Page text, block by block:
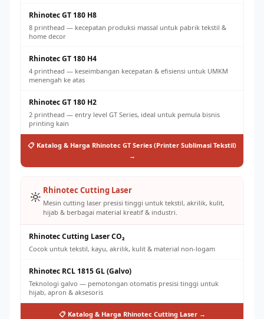
Rhinotec GT 180 H8
8 printhead — kecepatan produksi massal untuk pabrik tekstil &
home decor
Rhinotec GT 180 H4
4 printhead — keseimbangan kecepatan & efisiensi untuk UMKM
menengah ke atas
Rhinotec GT 180 H2
2 printhead — entry level GT Series, ideal untuk pemula bisnis
printing kain
📋 Katalog & Harga Rhinotec GT Series (Printer Sublimasi Tekstil)
→
🔆 Rhinotec Cutting Laser
Mesin cutting laser presisi tinggi untuk tekstil, akrilik, kulit,
hijab & berbagai material kreatif & industri.
Rhinotec Cutting Laser CO₂
Cocok untuk tekstil, kayu, akrilik, kulit & material non-logam
Rhinotec RCL 1815 GL (Galvo)
Teknologi galvo — pemotongan otomatis presisi tinggi untuk
hijab, apron & aksesoris
📋 Katalog & Harga Rhinotec Cutting Laser →